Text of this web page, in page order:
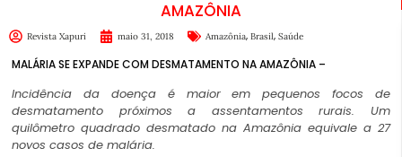
AMAZÔNIA
Revista Xapuri maio 31, 2018 Amazônia, Brasil, Saúde
MALÁRIA SE EXPANDE COM DESMATAMENTO NA AMAZÔNIA –
Incidência da doença é maior em pequenos focos de
desmatamento próximos a assentamentos rurais. Um
quilômetro quadrado desmatado na Amazônia equivale a 27
novos casos de malária.